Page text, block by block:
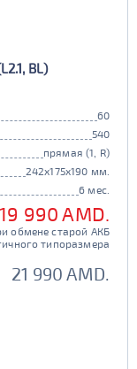
BL)
60
540
прямая (1, R)
242x175x190 мм.
6 мес.
19 990 AMD.
обмене старой АКБ
типоразмера
21 990 AMD.